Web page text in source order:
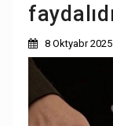
8 Oktyabr